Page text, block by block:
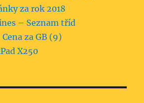
za rok 2018
– Seznam tříd
za GB (9)
X250